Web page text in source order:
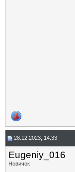
28.12.2023, 14:33
Eugeniy_016
Новичок